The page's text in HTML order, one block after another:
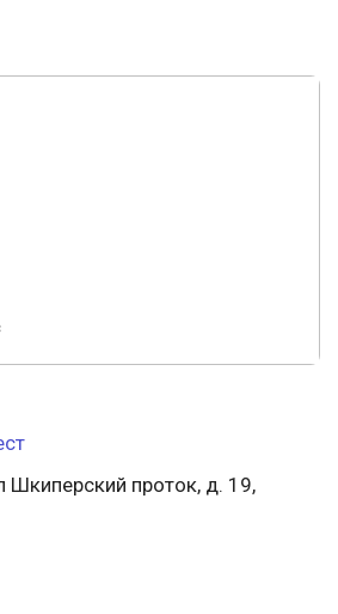
Шкиперский проток, д. 19,